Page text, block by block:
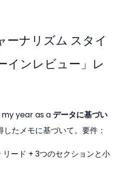
ーナリズム スタイ
インレビュー」レ
year as a データに基づい
したメモに基づいて。要件：
ード + 3つのセクションと小